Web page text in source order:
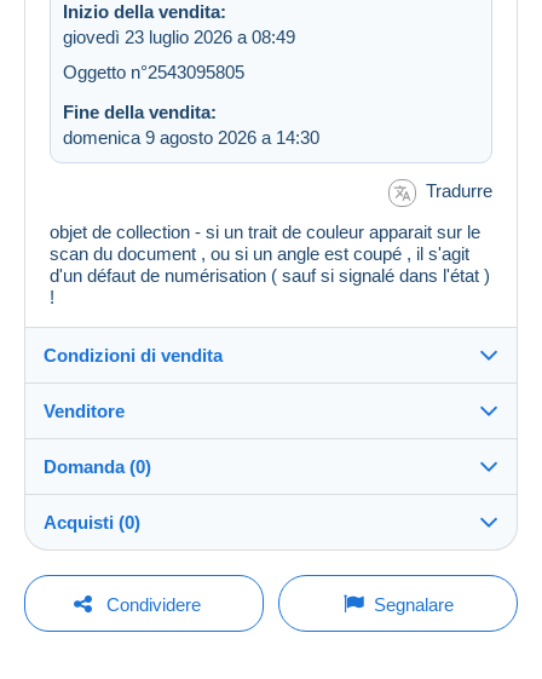
Inizio della vendita:
giovedì 23 luglio 2026 a 08:49
Oggetto n°2543095805
Fine della vendita:
domenica 9 agosto 2026 a 14:30
Tradurre
objet de collection - si un trait de couleur apparait sur le
scan du document , ou si un angle est coupé , il s'agit
d'un défaut de numérisation ( sauf si signalé dans l'état )
!
Condizioni di vendita
Destinazione:
Vedi l'elenco dei paesi
Invio:
Invio dopo il pagamento
A carico dell'acquirente
Metodi di pagamento:
Venditore
Karto86100%(53418x)
PRO
Negozio
Cognome:
Domanda (0)
Per inviare una domanda devi aprire una
Acquisti (0)
Ultimo aggiornamento: 06:43:42
Condividere Segnalare